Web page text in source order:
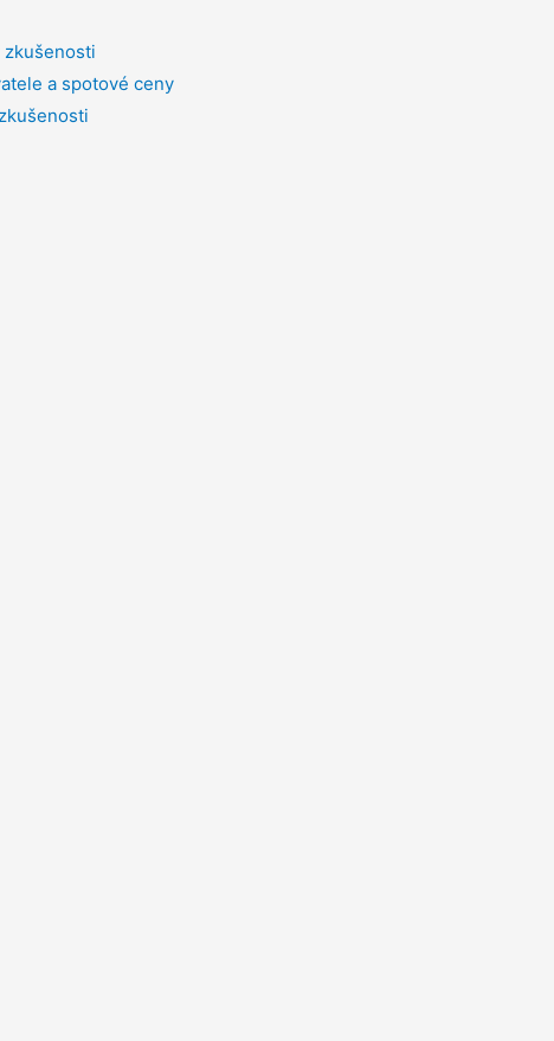
zkušenosti
a spotové ceny